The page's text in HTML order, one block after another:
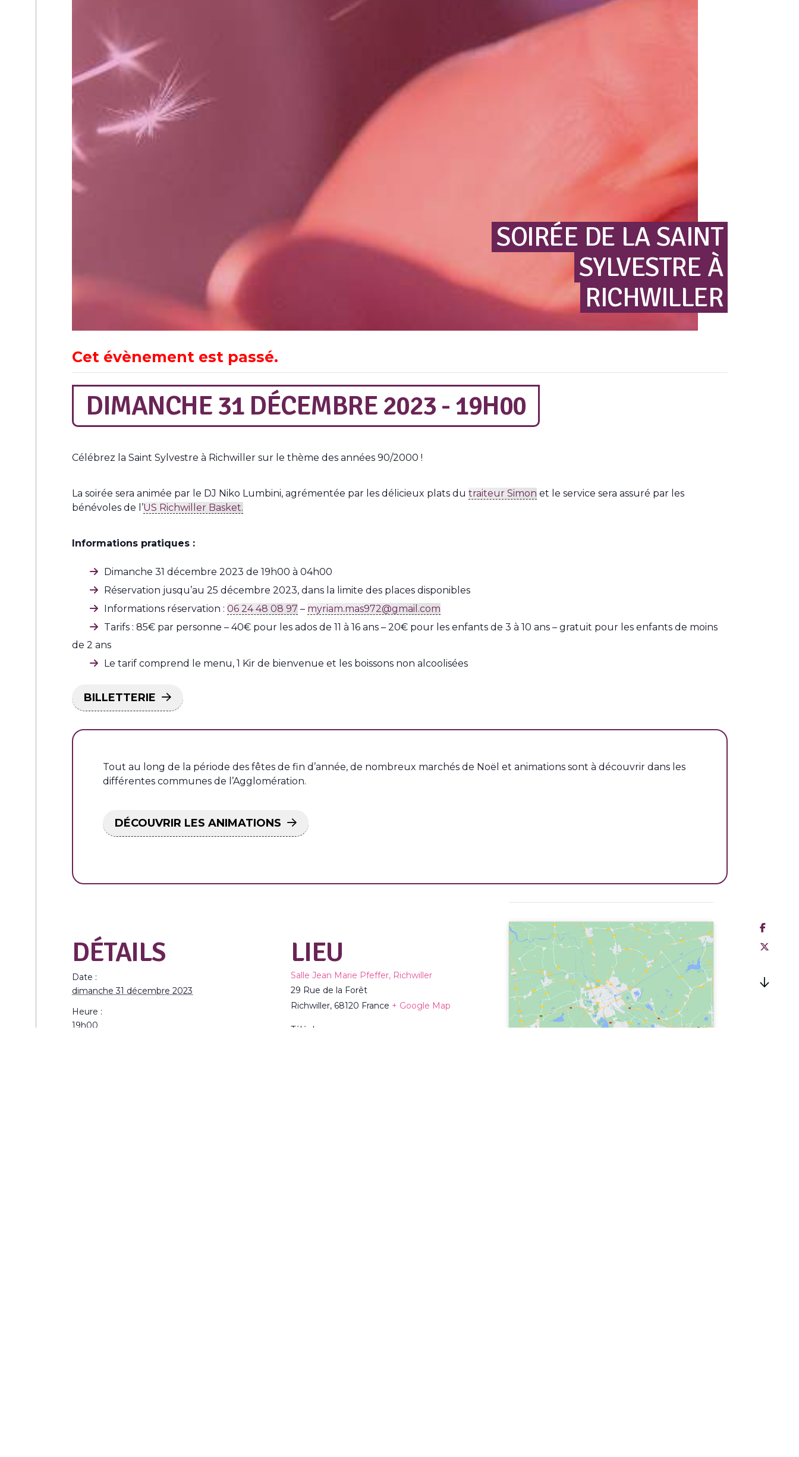
SOIRÉE DE LA SAINT
SYLVESTRE À
RICHWILLER
Cet évènement est passé.
DIMANCHE 31 DÉCEMBRE 2023 - 19H00
Célébrez la Saint Sylvestre à Richwiller sur le thème des années 90/2000 !
La soirée sera animée par le DJ Niko Lumbini, agrémentée par les délicieux plats du traiteur Simon et le service sera assuré par les
bénévoles de l’US Richwiller Basket.
Informations pratiques :
Dimanche 31 décembre 2023 de 19h00 à 04h00
Réservation jusqu’au 25 décembre 2023, dans la limite des places disponibles
Informations réservation : 06 24 48 08 97 – myriam.mas972@gmail.com
Tarifs : 85€ par personne – 40€ pour les ados de 11 à 16 ans – 20€ pour les enfants de 3 à 10 ans – gratuit pour les enfants de moins
de 2 ans
Le tarif comprend le menu, 1 Kir de bienvenue et les boissons non alcoolisées
BILLETTERIE
Tout au long de la période des fêtes de fin d’année, de nombreux marchés de Noël et animations sont à découvrir dans les
différentes communes de l’Agglomération.
DÉCOUVRIR LES ANIMATIONS
DÉTAILS
Date :
dimanche 31 décembre 2023
Heure :
19h00
LIEU
Salle Jean Marie Pfeffer, Richwiller
29 Rue de la Forêt
Richwiller, 68120 France + Google Map
Téléphone :